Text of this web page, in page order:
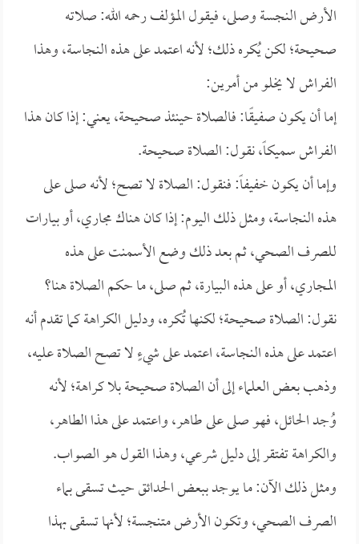
الأرض النجسة وصلى، فيقول المؤلف رحمه الله: صلاته
صحيحة؛ لكن يُكره ذلك؛ لأنه اعتمد على هذه النجاسة، وهذا
الفراش لا يخلو من أمرين:
إما أن يكون صفيقًا: فالصلاة حينئذ صحيحة، يعني: إذا كان هذا
الفراش سميكاً، نقول: الصلاة صحيحة.
وإما أن يكون خفيفاً: فنقول: الصلاة لا تصح؛ لأنه صلى على
هذه النجاسة، ومثل ذلك اليوم: إذا كان هناك مجاري، أو بيارات
للصرف الصحي، ثم بعد ذلك وضع الأسمنت على هذه
المجاري، أو على هذه البيارة، ثم صلى، ما حكم الصلاة هنا؟
نقول: الصلاة صحيحة؛ لكنها تُكره، ودليل الكراهة كما تقدم أنه
اعتمد على هذه النجاسة، اعتمد على شيءٍ لا تصح الصلاة عليه،
وذهب بعض العلماء إلى أن الصلاة صحيحة بلا كراهة؛ لأنه
وُجد الحائل، فهو صلى على طاهر، واعتمد على هذا الطاهر،
والكراهة تفتقر إلى دليل شرعي، وهذا القول هو الصواب.
ومثل ذلك الآن: ما يوجد ببعض الحدائق حيث تسقى بماء
الصرف الصحي، وتكون الأرض متنجسة؛ لأنها تسقى بهذا